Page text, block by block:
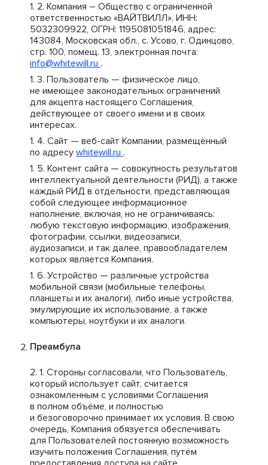
Компания – Общество с ограниченной
ответственностью «ВАЙТВИЛЛ», ИНН:
5032309922, ОГРН: 1195081051846, адрес:
143084, Московская обл., с. Усово, г. Одинцово,
стр. 100, помещ. 13, электронная почта:
info@whitewill.ru .
Пользователь — физическое лицо,
не имеющее законодательных ограничений
для акцепта настоящего Соглашения,
действующее от своего имени и в своих
интересах.
Сайт — веб-сайт Компании, размещённый
по адресу whitewill.ru .
Контент сайта — совокупность результатов
интеллектуальной деятельности (РИД), а также
каждый РИД в отдельности, представляющая
собой следующее информационное
наполнение, включая, но не ограничиваясь:
любую текстовую информацию, изображения,
фотографии, ссылки, видеозаписи,
аудиозаписи, и так далее, правообладателем
которых является Компания.
Устройство — различные устройства
мобильной связи (мобильные телефоны,
планшеты и их аналоги), либо иные устройства,
эмулирующие их использование, а также
компьютеры, ноутбуки и их аналоги.
Преамбула
Стороны согласовали, что Пользователь,
который использует сайт, считается
ознакомленным с условиями Соглашения
в полном объёме, и полностью
и безоговорочно принимает их условия. В свою
очередь, Компания обязуется обеспечивать
для Пользователей постоянную возможность
изучить положения Соглашения, путём